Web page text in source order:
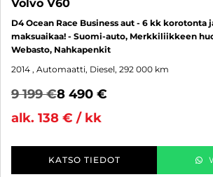
Volvo V60
D4 Ocean Race Business aut - 6 kk korotonta
maksuaikaa! - Suomi-auto, Merkkiliikkeen
Webasto, Nahkapenkit
2014 , Automaatti, Diesel, 292 000 km
9 199 €8 490 €
alk. 138 € / kk
KATSO TIEDOT